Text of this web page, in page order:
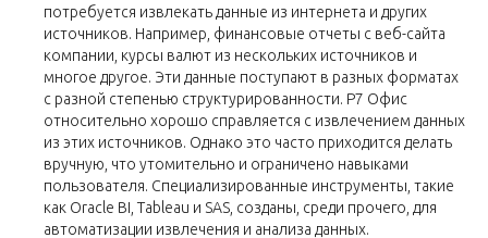
потребуется извлекать данные из интернета и других
источников. Например, финансовые отчеты с веб-сайта
компании, курсы валют из нескольких источников и
многое другое. Эти данные поступают в разных форматах
с разной степенью структурированности. Р7 Офис
относительно хорошо справляется с извлечением данных
из этих источников. Однако это часто приходится делать
вручную, что утомительно и ограничено навыками
пользователя. Специализированные инструменты, такие
как Oracle BI, Tableau и SAS, созданы, среди прочего, для
автоматизации извлечения и анализа данных.